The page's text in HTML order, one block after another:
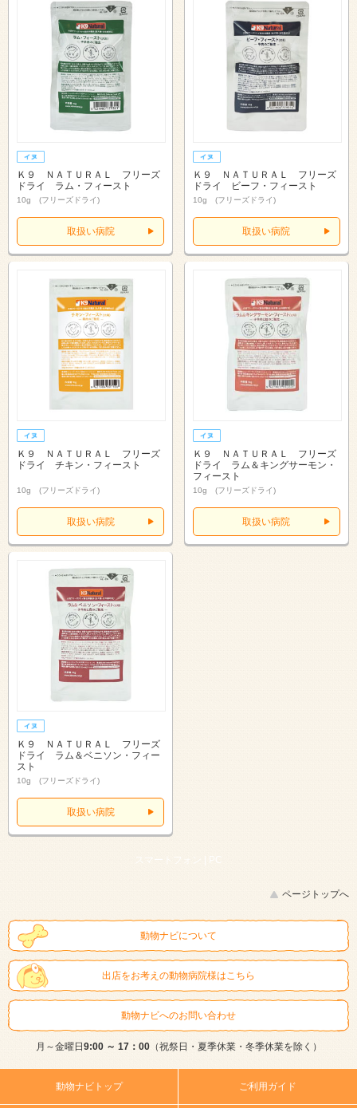
Ｋ９ ＮＡＴＵＲＡＬ フリーズ
ドライ ラム・フィースト
10g (フリーズドライ)
取扱い病院
Ｋ９ ＮＡＴＵＲＡＬ フリーズ
ドライ ビーフ・フィースト
10g (フリーズドライ)
取扱い病院
Ｋ９ ＮＡＴＵＲＡＬ フリーズ
ドライ チキン・フィースト
10g (フリーズドライ)
取扱い病院
Ｋ９ ＮＡＴＵＲＡＬ フリーズ
ドライ ラム＆キングサーモン・
フィースト
10g (フリーズドライ)
取扱い病院
Ｋ９ ＮＡＴＵＲＡＬ フリーズ
ドライ ラム＆ベニソン・フィー
スト
10g (フリーズドライ)
取扱い病院
スマートフォン | PC
ページトップへ
動物ナビについて
出店をお考えの動物病院様はこちら
動物ナビへのお問い合わせ
月～金曜日9:00 ～ 17：00（祝祭日・夏季休業・冬季休業を除く）
動物ナビトップ ご利用ガイド